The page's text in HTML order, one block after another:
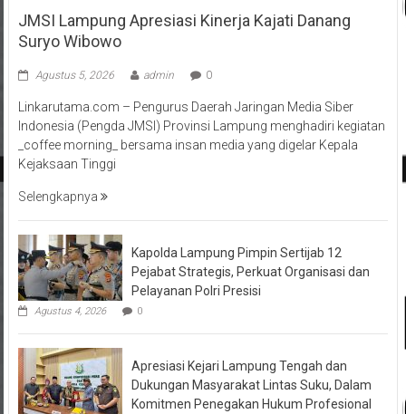
JMSI Lampung Apresiasi Kinerja Kajati Danang
Suryo Wibowo
Agustus 5, 2026 admin 0
Linkarutama.com – Pengurus Daerah Jaringan Media Siber
Indonesia (Pengda JMSI) Provinsi Lampung menghadiri kegiatan
_coffee morning_ bersama insan media yang digelar Kepala
Kejaksaan Tinggi
Selengkapnya
Kapolda Lampung Pimpin Sertijab 12
Pejabat Strategis, Perkuat Organisasi dan
Pelayanan Polri Presisi
Agustus 4, 2026 0
Apresiasi Kejari Lampung Tengah dan
Dukungan Masyarakat Lintas Suku, Dalam
Komitmen Penegakan Hukum Profesional